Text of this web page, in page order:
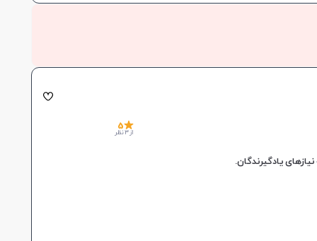
5
از 3 نظر